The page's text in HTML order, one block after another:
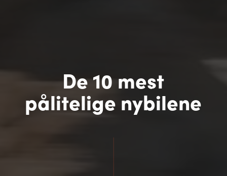
De 10 mest
pålitelige nybilene